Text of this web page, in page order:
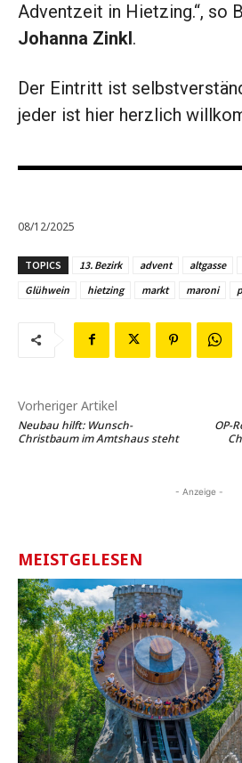
Adventzeit in Hietzing.“, so
Johanna Zinkl.
Der Eintritt ist
jeder ist hier herzlich
08/12/2025
TOPICS 13. Bezirk advent altgasse
Glühwein
hietzing markt maroni
Vorheriger Artikel
Neubau hilft: Wunsch-
Christbaum im Amtshaus steht
OP-
- Anzeige -
MEISTGELESEN